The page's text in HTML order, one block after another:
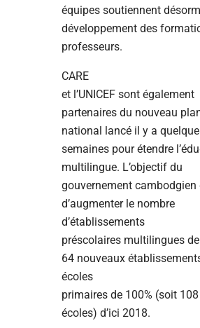
équipes soutiennent
développement des
professeurs.
CARE
et l’UNICEF sont également
partenaires du nouveau
national lancé il y a
semaines pour étendre
multilingue. L’objectif du
gouvernement cambodgien
d’augmenter le nombre
d’établissements
préscolaires multilingues
64 nouveaux
écoles
primaires de 100% (soit
écoles) d’ici 2018.